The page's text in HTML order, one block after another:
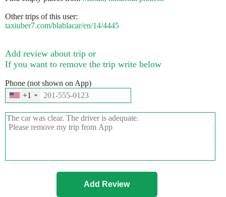
Other trips of this user:
taxiuber7.com/blablacar/en/14/4445
Add review about trip or
If you want to remove the trip write below
Phone (not shown on App)
+1